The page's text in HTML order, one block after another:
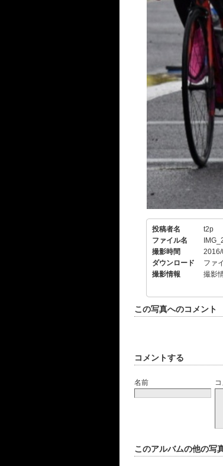
投稿者名
t2p
ファイル名
撮影時間
ダウンロード
ファ
撮影情報
撮影
この写真へのコメント
コメントする
名前
このアルバムの他の写